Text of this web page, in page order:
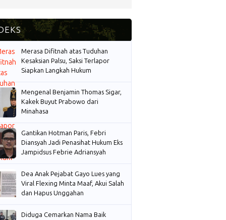
Merasa Difitnah atas Tuduhan
Kesaksian Palsu, Saksi Terlapor
Siapkan Langkah Hukum
Mengenal Benjamin Thomas Sigar,
Kakek Buyut Prabowo dari
Minahasa
Gantikan Hotman Paris, Febri
Diansyah Jadi Penasihat Hukum Eks
Jampidsus Febrie Adriansyah
Dea Anak Pejabat Gayo Lues yang
Viral Flexing Minta Maaf, Akui Salah
dan Hapus Unggahan
Diduga Cemarkan Nama Baik